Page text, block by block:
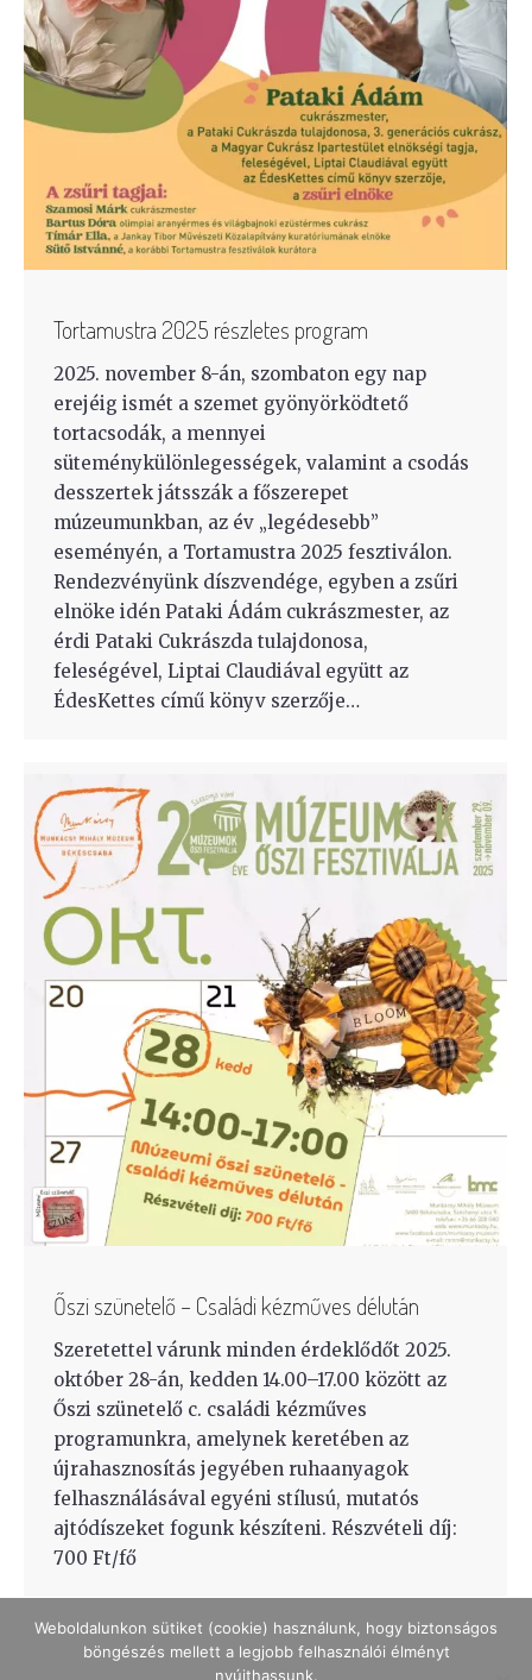
Tortamustra 2025 részletes program
2025. november 8-án, szombaton egy nap
erejéig ismét a szemet gyönyörködtető
tortacsodák, a mennyei
süteménykülönlegességek, valamint a csodás
desszertek játsszák a főszerepet
múzeumunkban, az év „legédesebb”
eseményén, a Tortamustra 2025 fesztiválon.
Rendezvényünk díszvendége, egyben a zsűri
elnöke idén Pataki Ádám cukrászmester, az
érdi Pataki Cukrászda tulajdonosa,
feleségével, Liptai Claudiával együtt az
ÉdesKettes című könyv szerzője…
Őszi szünetelő – Családi kézműves délután
Szeretettel várunk minden érdeklődőt 2025.
október 28-án, kedden 14.00–17.00 között az
Őszi szünetelő c. családi kézműves
programunkra, amelynek keretében az
újrahasznosítás jegyében ruhaanyagok
felhasználásával egyéni stílusú, mutatós
ajtódíszeket fogunk készíteni. Részvételi díj:
700 Ft/fő
Weboldalunkon sütiket (cookie) használunk, hogy biztonságos
böngészés mellett a legjobb felhasználói élményt
nyújthassunk.